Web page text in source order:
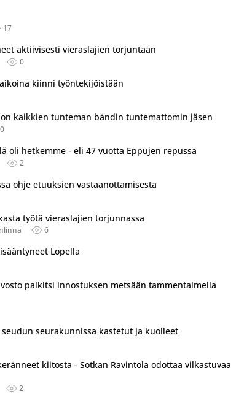
eri lähteessä.
17
aktiivisesti vieraslajien torjuntaan
0
kiinni työntekijöistään
kaikkien tunteman bändin tuntemattomin jäsen
0
eri lähteessä.
oli hetkemme - eli 47 vuotta Eppujen repussa
2
ohje etuuksien vastaanottamisesta
työtä vieraslajien torjunnassa
6
Lopella
palkitsi innostuksen metsään tammentaimella
seurakunnissa kastetut ja kuolleet
kiitosta - Sotkan Ravintola odottaa vilkastuvaa
2